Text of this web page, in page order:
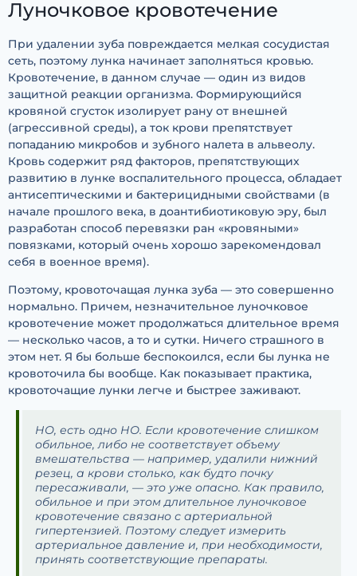
Луночковое кровотечение
При удалении зуба повреждается мелкая сосудистая
сеть, поэтому лунка начинает заполняться кровью.
Кровотечение, в данном случае — один из видов
защитной реакции организма. Формирующийся
кровяной сгусток изолирует рану от внешней
(агрессивной среды), а ток крови препятствует
попаданию микробов и зубного налета в альвеолу.
Кровь содержит ряд факторов, препятствующих
развитию в лунке воспалительного процесса, обладает
антисептическими и бактерицидными свойствами (в
начале прошлого века, в доантибиотиковую эру, был
разработан способ перевязки ран «кровяными»
повязками, который очень хорошо зарекомендовал
себя в военное время).
Поэтому, кровоточащая лунка зуба — это совершенно
нормально. Причем, незначительное луночковое
кровотечение может продолжаться длительное время
— несколько часов, а то и сутки. Ничего страшного в
этом нет. Я бы больше беспокоился, если бы лунка не
кровоточила бы вообще. Как показывает практика,
кровоточащие лунки легче и быстрее заживают.
НО, есть одно НО. Если кровотечение слишком
обильное, либо не соответствует объему
вмешательства — например, удалили нижний
резец, а крови столько, как будто почку
пересаживали, — это уже опасно. Как правило,
обильное и при этом длительное луночковое
кровотечение связано с артериальной
гипертензией. Поэтому следует измерить
артериальное давление и, при необходимости,
принять соответствующие препараты.